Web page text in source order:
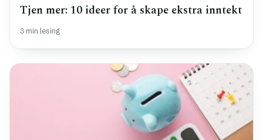
Tjen mer: 10 ideer for å skape ekstra inntekt
3 min lesing